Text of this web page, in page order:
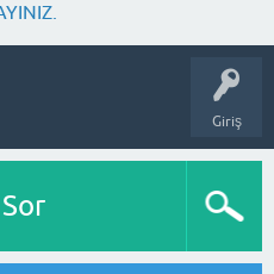
Giriş